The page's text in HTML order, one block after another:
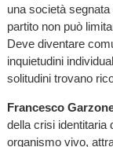
una società
partito non può
Deve diventare
inquietudini
solitudini trovano
Francesco
della crisi identitaria
organismo vivo,